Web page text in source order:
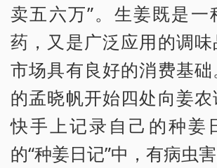
卖五六万”。生姜既是一
药，又是广泛应用的调
市场具有良好的消费基
的孟晓帆开始四处向姜
快手上记录自己的种姜
的“种姜日记”中，有病虫